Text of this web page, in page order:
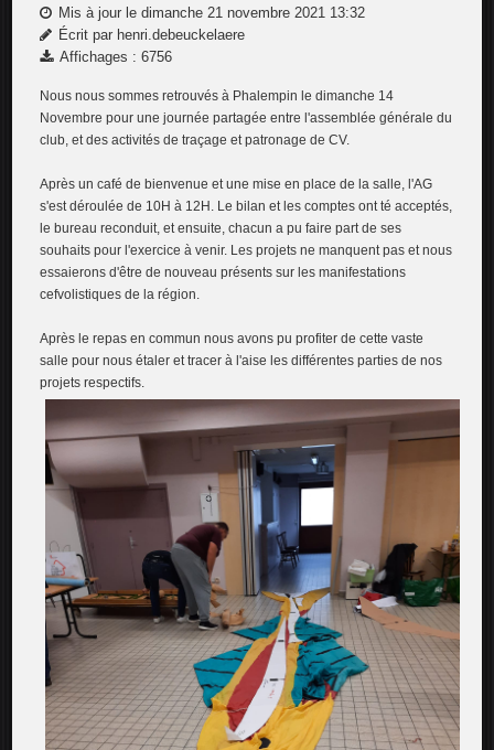
Mis à jour le dimanche 21 novembre 2021 13:32
Écrit par henri.debeuckelaere
Affichages : 6756
Nous nous sommes retrouvés à Phalempin le dimanche 14
Novembre pour une journée partagée entre l'assemblée générale du
club, et des activités de traçage et patronage de CV.
Après un café de bienvenue et une mise en place de la salle, l'AG
s'est déroulée de 10H à 12H. Le bilan et les comptes ont té acceptés,
le bureau reconduit, et ensuite, chacun a pu faire part de ses
souhaits pour l'exercice à venir. Les projets ne manquent pas et nous
essaierons d'être de nouveau présents sur les manifestations
cefvolistiques de la région.
Après le repas en commun nous avons pu profiter de cette vaste
salle pour nous étaler et tracer à l'aise les différentes parties de nos
projets respectifs.